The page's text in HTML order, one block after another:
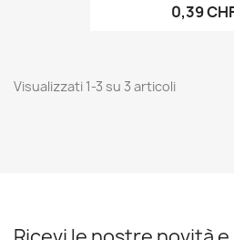
0,39
Visualizzati 1-3 su 3 articoli